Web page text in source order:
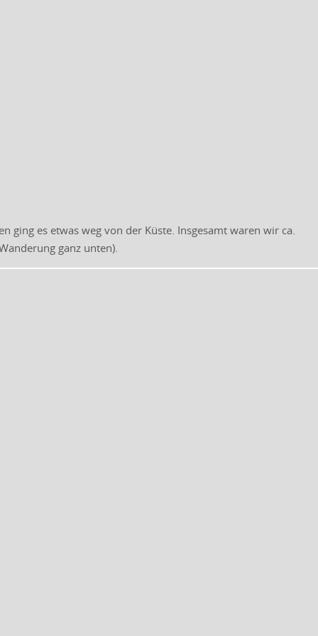
ging es etwas weg von der Küste. Insgesamt waren wir ca.
ganz unten).